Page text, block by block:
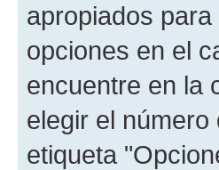
apropiados
opciones en el
encuentre en la
elegir el
etiqueta